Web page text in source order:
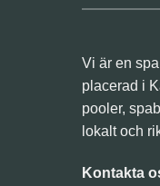
Vi är en
placerad i
pooler,
lokalt och
Kontakta